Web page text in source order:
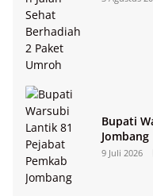
Bupati
Jombang
9 Juli 2026